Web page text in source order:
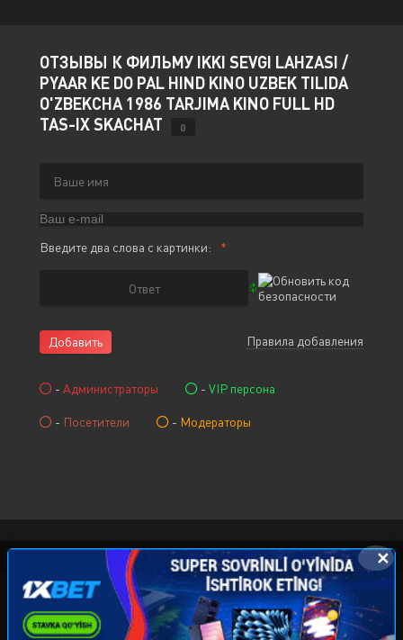
ОТЗЫВЫ К ФИЛЬМУ IKKI SEVGI LAHZASI /
PYAAR KE DO PAL HIND KINO UZBEK TILIDA
O'ZBEKCHA 1986 TARJIMA KINO FULL HD
TAS-IX SKACHAT
0
Введите два слова с картинки:
Добавить Правила добавления
- Администраторы - VIP персона
- Посетители - Модераторы
© 2015-2026 KINOCHAT.NET, Права на фильмы
принадлежат их авторам. Все фильмы представлены
только для ознакомления. Любой фильмбудет удален
✕